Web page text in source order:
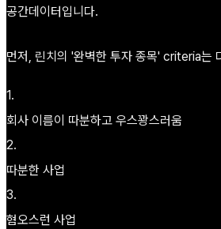
공간데이터입니다.
먼저, 린치의 '완벽한 투자 종목' criteria는
1.
회사 이름이 따분하고 우스꽝스러움
2.
따분한 사업
3.
혐오스런 사업